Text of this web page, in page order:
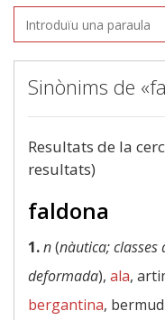
Sinònims de
Resultats de la
resultats)
faldona
1.n(nàutica; classes
deformada), ala,
bergantina,